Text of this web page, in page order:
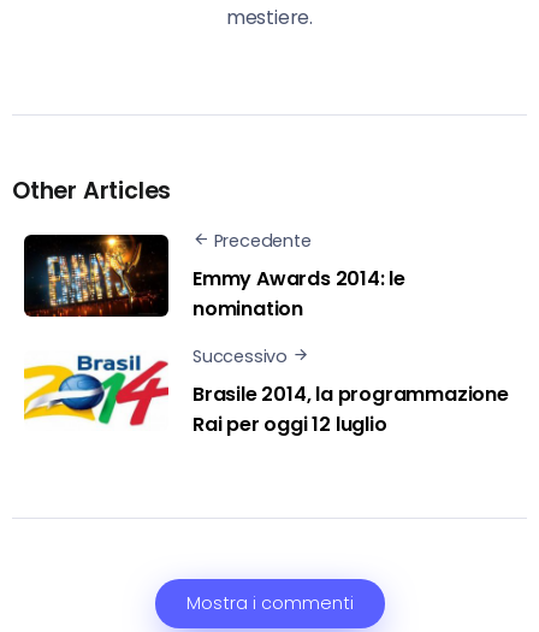
mestiere.
Other Articles
Precedente
Emmy Awards 2014: le
nomination
Successivo
Brasile 2014, la programmazione
Rai per oggi 12 luglio
Mostra i commenti